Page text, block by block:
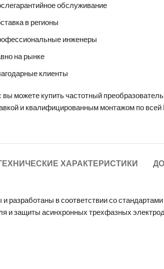
обслуживание
в регионы
инженеры
на рынке
клиенты
вы можете купить частотный преобразователь
и квалифицированным монтажом по всей
ХАРАКТЕРИСТИКИ
разработаны в соответствии со
и защиты асинхронных трехфазных